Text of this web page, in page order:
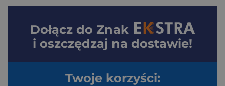
Dołącz do Znak
i oszczędzaj na dostawie!
Twoje korzyści: